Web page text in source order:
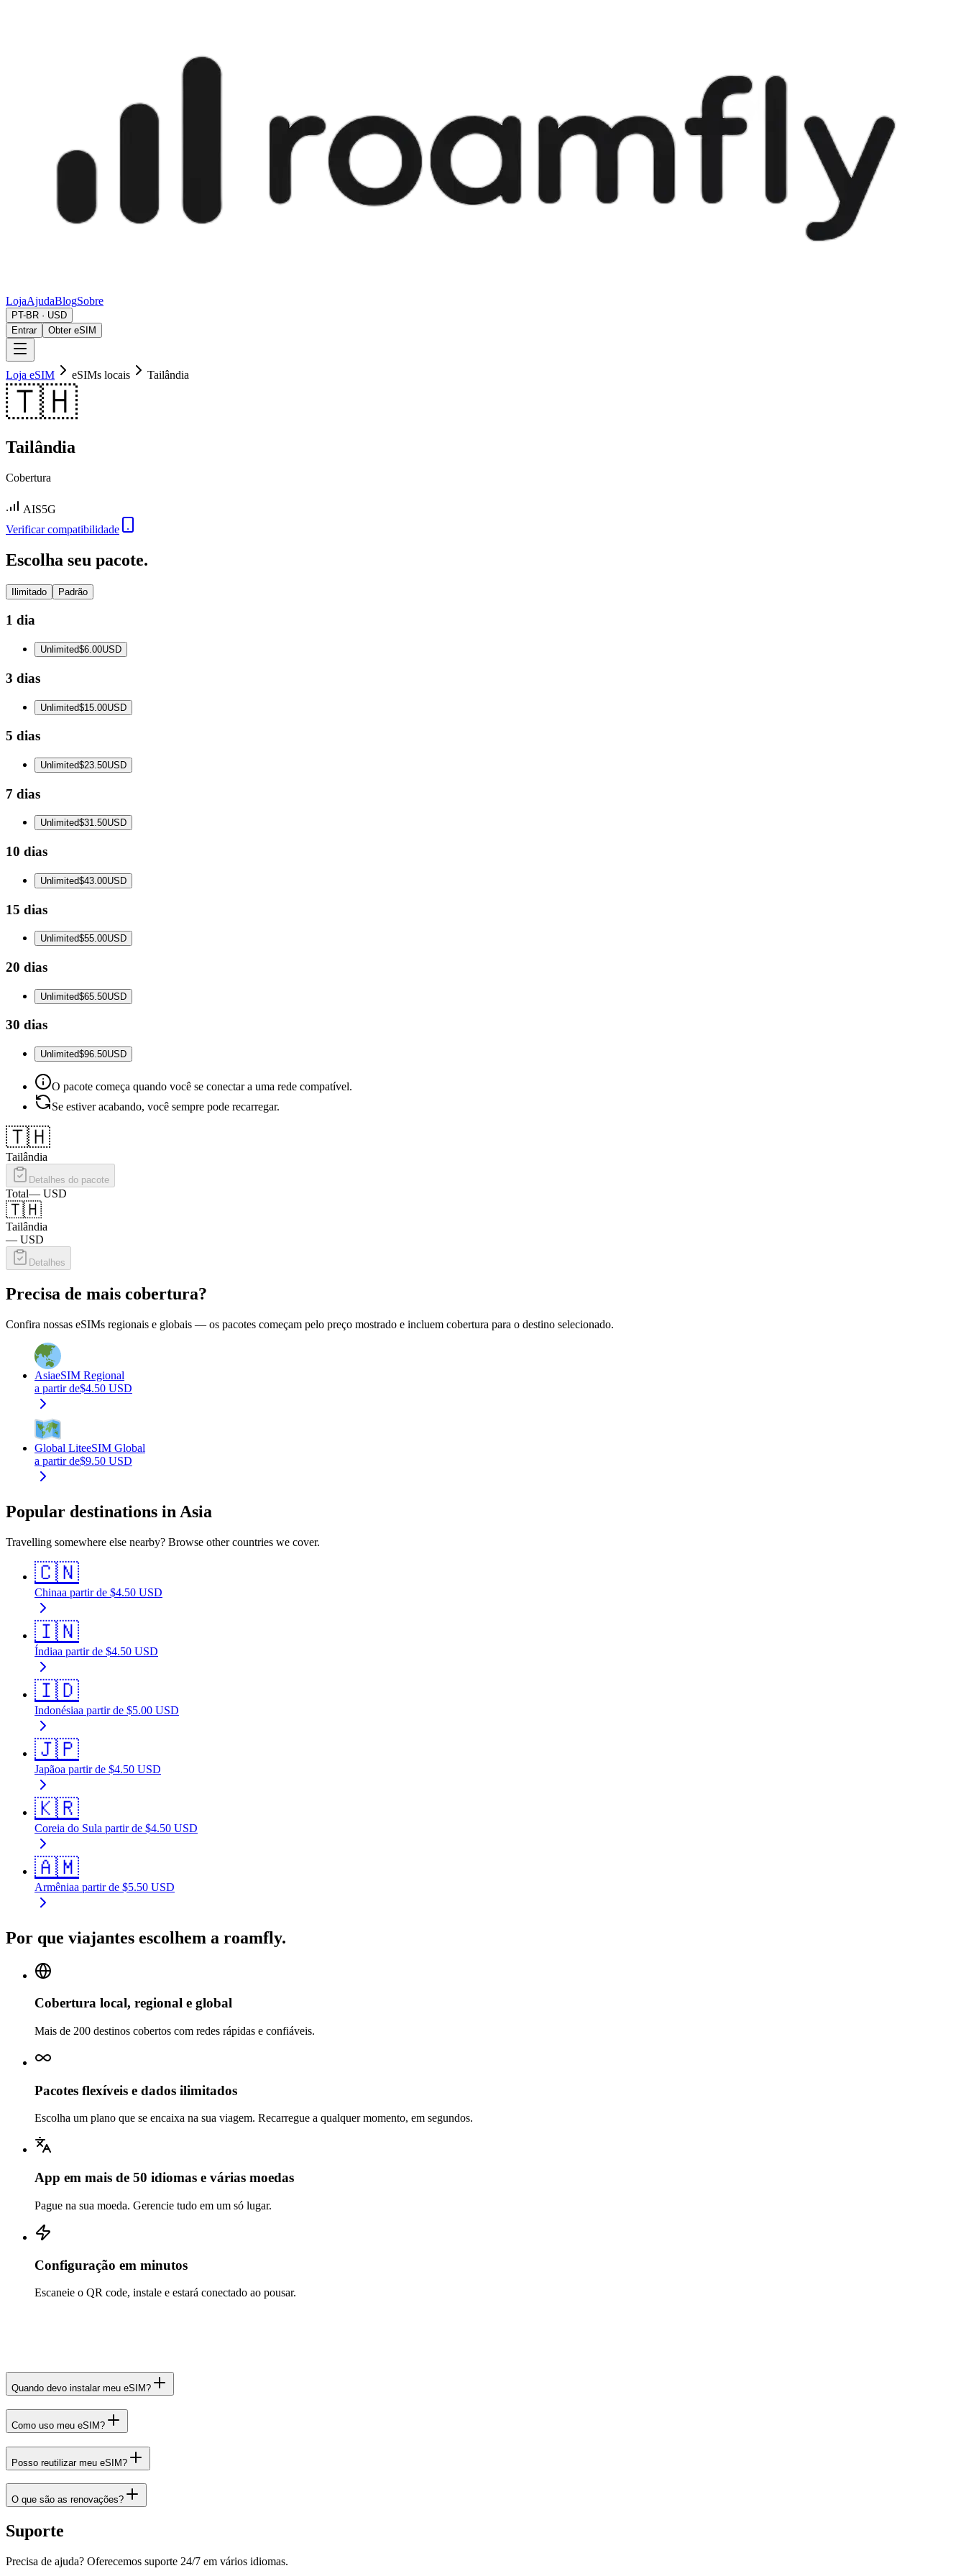
LojaAjudaBlogSobre
PT-BR · USD
Entrar
Obter eSIM
Loja eSIM eSIMs locais Tailândia
🇹🇭
Tailândia
Cobertura
AIS5G
Verificar compatibilidade
Escolha seu pacote.
Ilimitado Padrão
1 dia
Unlimited$6.00USD
3 dias
Unlimited$15.00USD
5 dias
Unlimited$23.50USD
7 dias
Unlimited$31.50USD
10 dias
Unlimited$43.00USD
15 dias
Unlimited$55.00USD
20 dias
Unlimited$65.50USD
30 dias
Unlimited$96.50USD
O pacote começa quando você se conectar a uma rede compatível.
Se estiver acabando, você sempre pode recarregar.
🇹🇭
Tailândia
Detalhes do pacote
Total— USD
🇹🇭
Tailândia
— USD
Detalhes
Precisa de mais cobertura?
Confira nossas eSIMs regionais e globais — os pacotes começam pelo preço mostrado e incluem cobertura para o destino selecionado.
AsiaeSIM Regional
a partir de$4.50 USD
Global LiteeSIM Global
a partir de$9.50 USD
Popular destinations in Asia
Travelling somewhere else nearby? Browse other countries we cover.
🇨🇳
Chinaa partir de $4.50 USD
🇮🇳
Índiaa partir de $4.50 USD
🇮🇩
Indonésiaa partir de $5.00 USD
🇯🇵
Japãoa partir de $4.50 USD
🇰🇷
Coreia do Sula partir de $4.50 USD
🇦🇲
Armêniaa partir de $5.50 USD
Por que viajantes escolhem a roamfly.
Cobertura local, regional e global
Mais de 200 destinos cobertos com redes rápidas e confiáveis.
Pacotes flexíveis e dados ilimitados
Escolha um plano que se encaixa na sua viagem. Recarregue a qualquer momento, em segundos.
App em mais de 50 idiomas e várias moedas
Pague na sua moeda. Gerencie tudo em um só lugar.
Configuração em minutos
Escaneie o QR code, instale e estará conectado ao pousar.
Quando devo instalar meu eSIM?
Como uso meu eSIM?
Posso reutilizar meu eSIM?
O que são as renovações?
Suporte
Precisa de ajuda? Oferecemos suporte 24/7 em vários idiomas.